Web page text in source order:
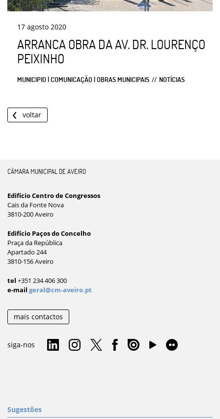
17 agosto 2020
ARRANCA OBRA DA AV. DR. LOURENÇO
PEIXINHO
MUNICIPIO | COMUNICAÇÃO | OBRAS MUNICIPAIS NOTÍCIAS
voltar
CÂMARA MUNICIPAL DE AVEIRO
Edifício Centro de Congressos
Cais da Fonte Nova
3810-200 Aveiro
Edifício Paços do Concelho
Praça da República
Apartado 244
3810-156 Aveiro
tel +351 234 406 300
e-mail geral@cm-aveiro.pt
mais contactos
siga-nos
Sugestões